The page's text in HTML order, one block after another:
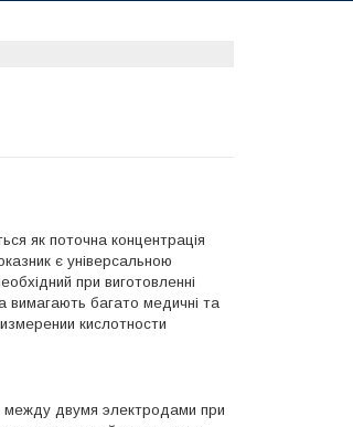
як поточна концентрація
є універсальною
при виготовленні
вимагають багато медичні та
кислотности
между двумя электродами при